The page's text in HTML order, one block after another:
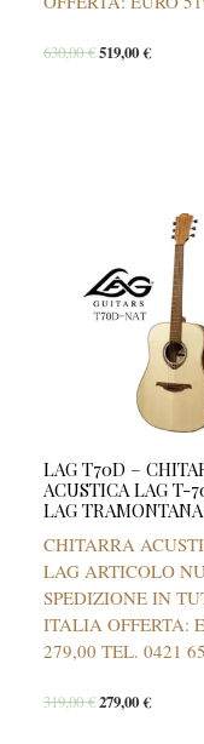
630,00€519,00€
LAG T70D –
ACUSTICA LAG T-
LAG
CHITARRA
LAG ARTICOLO
SPEDIZIONE IN
ITALIA OFFERTA:
279,00 TEL. 0421
319,00€279,00€